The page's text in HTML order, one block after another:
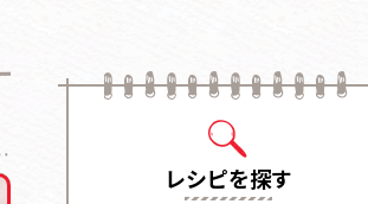
レシピを探す